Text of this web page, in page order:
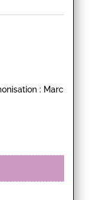
: Marc